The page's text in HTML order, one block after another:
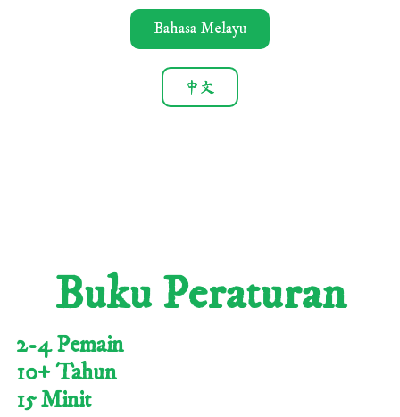
Bahasa Melayu
中文
Buku Peraturan
2-4 Pemain
10+ Tahun
15 Minit